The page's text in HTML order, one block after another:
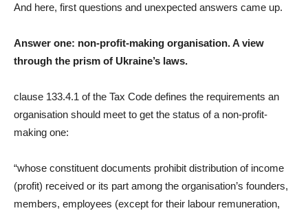
And here, first questions and unexpected answers came up.
Answer one: non-profit-making organisation. A view
through the prism of Ukraine’s laws.
clause 133.4.1 of the Tax Code defines the requirements an
organisation should meet to get the status of a non-profit-
making one:
“whose constituent documents prohibit distribution of income
(profit) received or its part among the organisation’s founders,
members, employees (except for their labour remuneration,